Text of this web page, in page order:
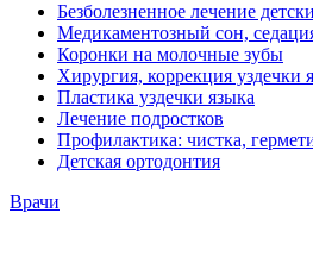
Безболезненное лечение
Медикаментозный сон,
Коронки на молочные зубы
Хирургия, коррекция уздечки
Пластика уздечки языка
Лечение подростков
Профилактика: чистка,
Детская ортодонтия
Врачи